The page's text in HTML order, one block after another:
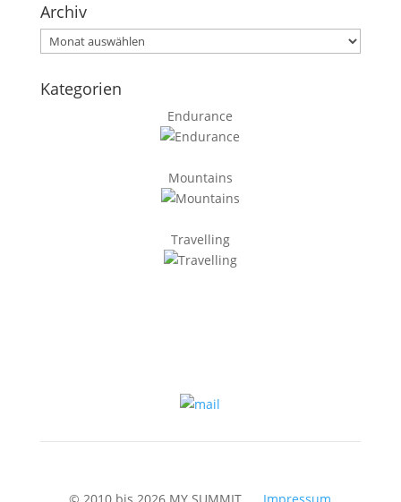
Archiv
Archiv
Kategorien
Endurance
Mountains
Travelling